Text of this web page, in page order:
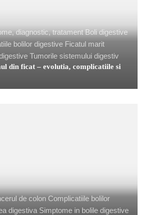
diagnostic, tratament Boli digestive
bolilor digestive Ficatul marit
Tumorile sistemului digestiv
din ficat – evolutia, complicatiile si
de colon Complicatiile bolilor
digestiva Simptome in bolile digestive